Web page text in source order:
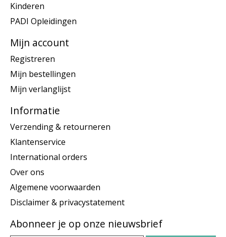
Kinderen
PADI Opleidingen
Mijn account
Registreren
Mijn bestellingen
Mijn verlanglijst
Informatie
Verzending & retourneren
Klantenservice
International orders
Over ons
Algemene voorwaarden
Disclaimer & privacystatement
Abonneer je op onze nieuwsbrief